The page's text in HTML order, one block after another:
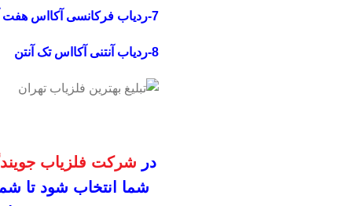
7-ردیاب فرکانسی آکااس هفت آنتن
8-ردیاب آنتنی آکااس تک آنتن
در شرکت فلزیاب
شما انتخاب شود تا